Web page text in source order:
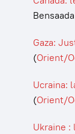
Bensaada
Gaza:
(Orient/
Ucraina:
(Orient/
Ukraine :